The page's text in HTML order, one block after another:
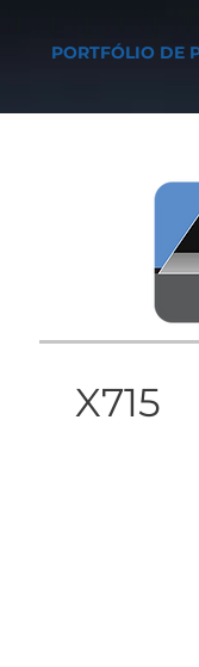
PORTFÓLIO DE
X715